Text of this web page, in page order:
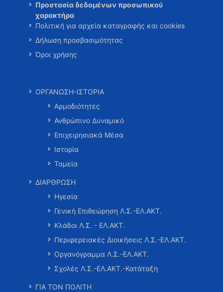
Προστασία δεδομένων προσωπικού
χαρακτήρα
Πολιτική για αρχεία καταγραφής και cookies
Δήλωση προσβασιμότητας
Όροι χρήσης
ΟΡΓΑΝΩΣΗ-ΙΣΤΟΡΙΑ
Αρμοδιότητες
Ανθρώπινο Δυναμικό
Επιχειρησιακά Μέσα
Ιστορία
Ταμεία
ΔΙΑΡΘΡΩΣΗ
Ηγεσία
Γενική Επιθεώρηση Λ.Σ.-ΕΛ.ΑΚΤ.
Κλάδοι Λ.Σ. - ΕΛ.ΑΚΤ.
Περιφερειακές Διοικήσεις Λ.Σ.-ΕΛ.ΑΚΤ.
Οργανόγραμμα Λ.Σ.-ΕΛ.ΑΚΤ.
Σχολές Λ.Σ.-ΕΛ.ΑΚΤ.-Κατάταξη
ΓΙΑ ΤΟΝ ΠΟΛΙΤΗ